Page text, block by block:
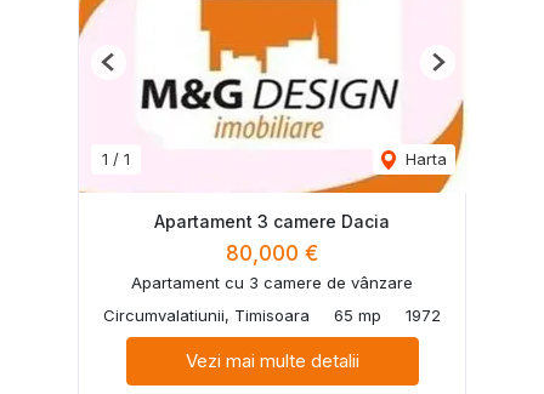
1 / 1 Harta
Previous Next
Apartament 3 camere Dacia
80,000 €
Apartament cu 3 camere de vânzare
Circumvalatiunii, Timisoara
65 mp 1972
Vezi mai multe detalii